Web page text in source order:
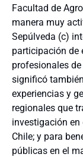
Facultad de
manera muy
Sepúlveda (c)
participación de
profesionales
significó
experiencias y
regionales que
investigación en
Chile; y para
públicas en el